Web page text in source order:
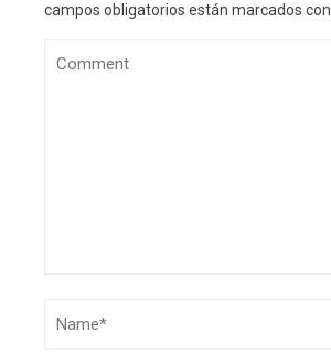
campos obligatorios están marcados con